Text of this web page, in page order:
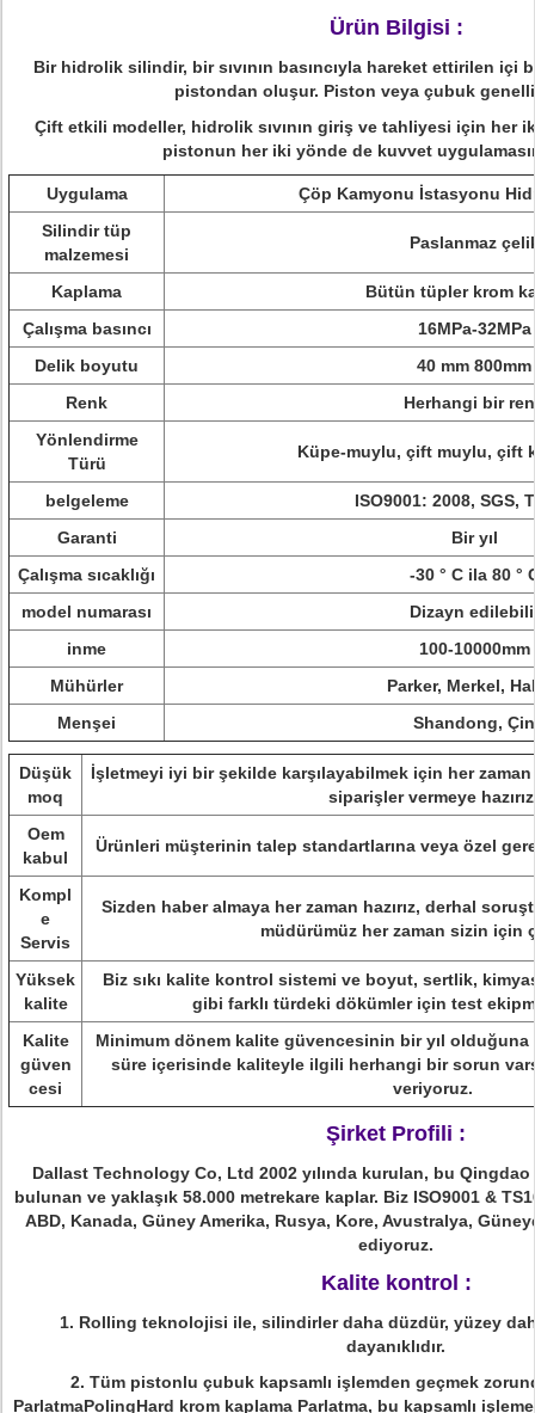
Ürün Bilgisi :
Bir hidrolik silindir, bir sıvının basıncıyla hareket ettirilen
pistondan oluşur. Piston veya çubuk
Çift etkili modeller, hidrolik sıvının giriş ve tahliyesi için her
pistonun her iki yönde de kuvvet
Uygulama
Çöp Kamyonu İstasyonu
Silindir tüp
malzemesi
Paslanmaz
Kaplama
Bütün tüpler krom
Çalışma basıncı
16MPa-32MPa
Delik boyutu
40 mm 800mm
Renk
Herhangi bir
Yönlendirme
Türü
Küpe-muylu, çift muylu, çift
belgeleme
ISO9001: 2008, SGS,
Garanti
Bir yıl
Çalışma sıcaklığı
-30 ° C ila 80 °
model numarası
Dizayn
inme
100-10000mm
Mühürler
Parker, Merkel,
Menşei
Shandong, Çin
Düşük
moq
İşletmeyi iyi bir şekilde karşılayabilmek için her
siparişler vermeye
Oem
kabul
Ürünleri müşterinin talep standartlarına veya özel
Kompl
e
Servis
Sizden haber almaya her zaman hazırız, derhal
müdürümüz her zaman sizin için
Yüksek
kalite
Biz sıkı kalite kontrol sistemi ve boyut, sertlik,
gibi farklı türdeki dökümler için test
Kalite
güven
cesi
Minimum dönem kalite güvencesinin bir yıl
süre içerisinde kaliteyle ilgili herhangi bir sorun
veriyoruz.
Şirket Profili :
Dallast Technology Co, Ltd 2002 yılında kurulan, bu
bulunan ve yaklaşık 58.000 metrekare kaplar. Biz ISO9001 &
ABD, Kanada, Güney Amerika, Rusya, Kore, Avustralya,
ediyoruz.
Kalite kontrol :
1. Rolling teknolojisi ile, silindirler daha düzdür, yüzey
dayanıklıdır.
2. Tüm pistonlu çubuk kapsamlı işlemden geçmek
ParlatmaPolingHard krom kaplama Parlatma, bu kapsamlı